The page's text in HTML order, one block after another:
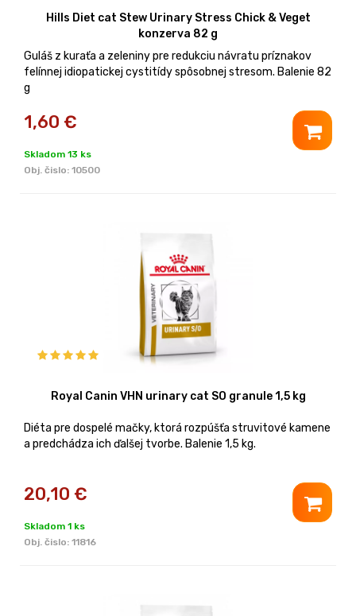
Hills Diet cat Stew Urinary Stress Chick & Veget
konzerva 82 g
Guláš z kuraťa a zeleniny pre redukciu návratu príznakov
felínnej idiopatickej cystitídy spôsobnej stresom. Balenie 82
g
1,60 €
Skladom 13 ks
Obj. čislo: 10500
Royal Canin VHN urinary cat SO granule 1,5 kg
Diéta pre dospelé mačky, ktorá rozpúšťa struvitové kamene
a predchádza ich ďalšej tvorbe. Balenie 1,5 kg.
20,10 €
Skladom 1 ks
Obj. čislo: 11816